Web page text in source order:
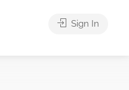
Sign In